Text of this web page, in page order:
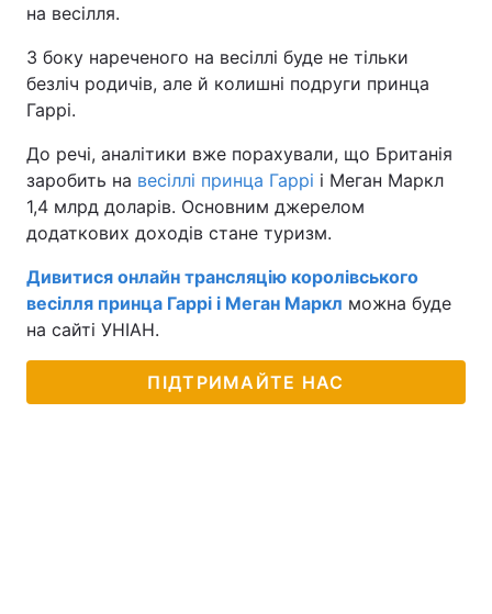
на весілля.
З боку нареченого на весіллі буде не тільки
безліч родичів, але й колишні подруги принца
Гаррі.
До речі, аналітики вже порахували, що Британія
заробить на весіллі принца Гаррі і Меган Маркл
1,4 млрд доларів. Основним джерелом
додаткових доходів стане туризм.
Дивитися онлайн трансляцію королівського
весілля принца Гаррі і Меган Маркл можна буде
на сайті УНІАН.
ПІДТРИМАЙТЕ НАС